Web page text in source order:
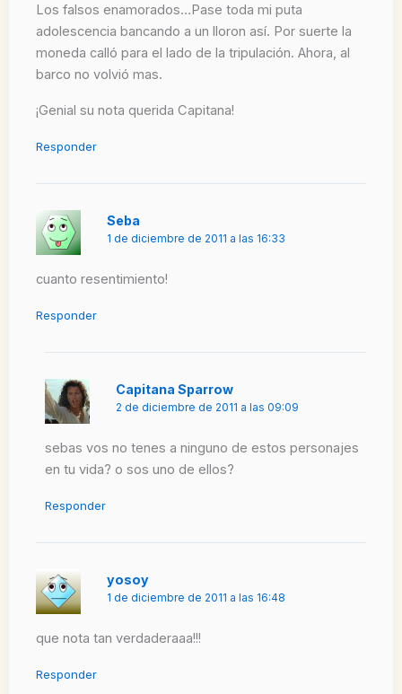
Los falsos enamorados…Pase toda mi puta
adolescencia bancando a un lloron así. Por suerte la
moneda calló para el lado de la tripulación. Ahora, al
barco no volvió mas.
¡Genial su nota querida Capitana!
Responder
Seba
1 de diciembre de 2011 a las 16:33
cuanto resentimiento!
Responder
Capitana Sparrow
2 de diciembre de 2011 a las 09:09
sebas vos no tenes a ninguno de estos personajes
en tu vida? o sos uno de ellos?
Responder
yosoy
1 de diciembre de 2011 a las 16:48
que nota tan verdaderaaa!!!
Responder